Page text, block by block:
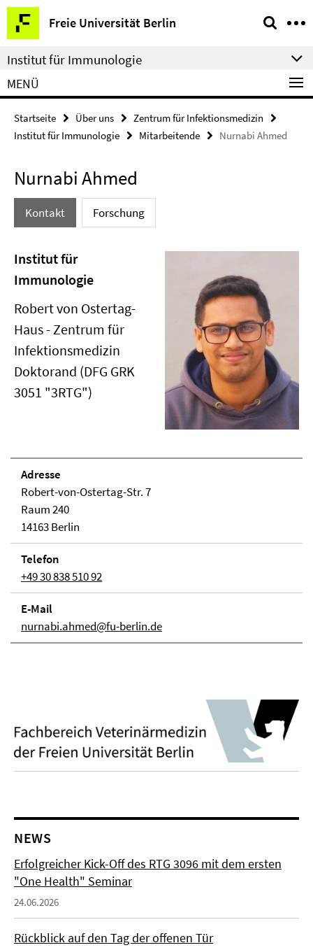
Springe
direkt
zu
Inhalt
Freie Universität Berlin
Service-
Navigation
Institut für Immunologie
MENÜ
Startseite Über uns
Zentrum für Infektionsmedizin
Institut für Immunologie
Mitarbeitende Nurnabi Ahmed
Nurnabi Ahmed
Kontakt Forschung
Institut für
Immunologie
Robert von Ostertag-
Haus - Zentrum für
Infektionsmedizin
Doktorand (DFG GRK
3051 "3RTG")
Adresse
Robert-von-Ostertag-Str. 7
Raum 240
14163 Berlin
Telefon
+49 30 838 510 92
E-Mail
nurnabi.ahmed@fu-berlin.de
NEWS
Erfolgreicher Kick-Off des RTG 3096 mit dem ersten
"One Health" Seminar
24.06.2026
Rückblick auf den Tag der offenen Tür